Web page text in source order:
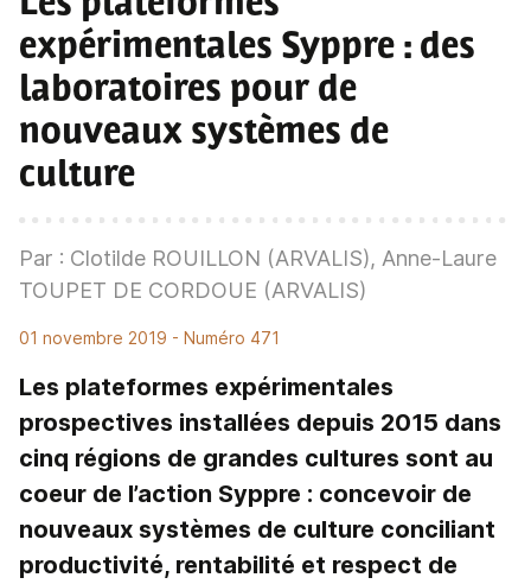
expérimentales Syppre : des
laboratoires pour de
nouveaux systèmes de
culture
Par : Clotilde ROUILLON (ARVALIS), Anne-Laure
TOUPET DE CORDOUE (ARVALIS)
01 novembre 2019 - Numéro 471
Les plateformes expérimentales
prospectives installées depuis 2015 dans
cinq régions de grandes cultures sont au
coeur de l’action Syppre : concevoir de
nouveaux systèmes de culture conciliant
productivité, rentabilité et respect de